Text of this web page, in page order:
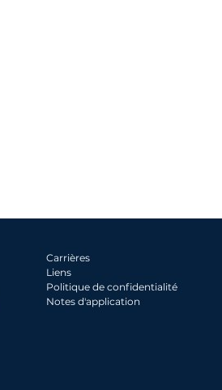
Carrières
Liens
Politique de confidentialité
Notes d'application